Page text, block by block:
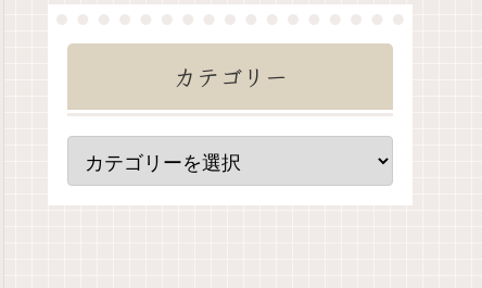
カテゴリー